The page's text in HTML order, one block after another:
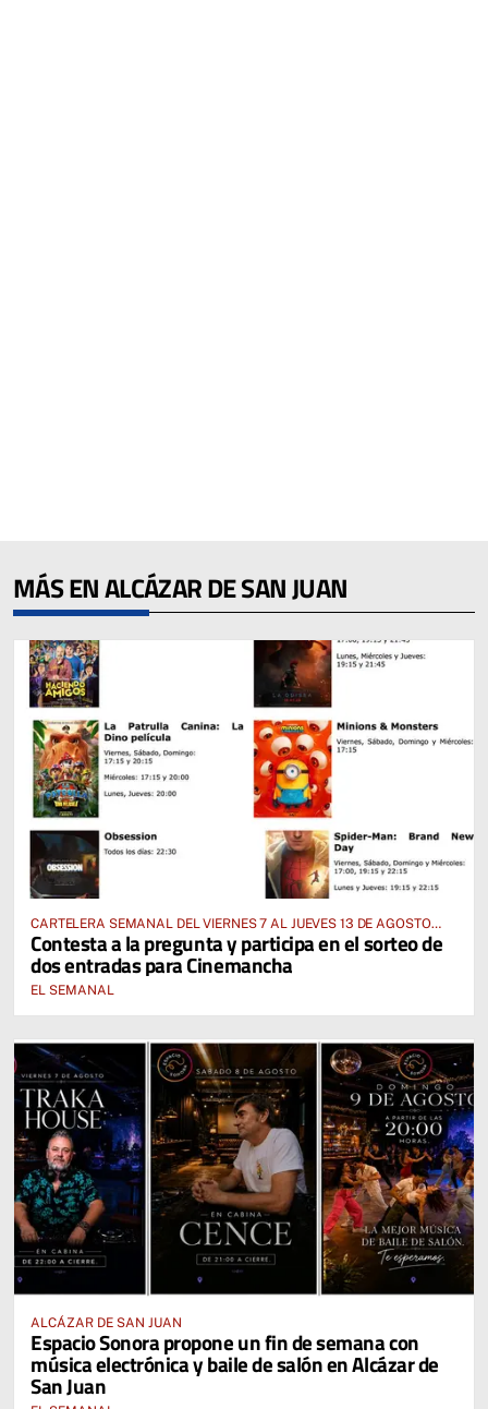
MÁS EN ALCÁZAR DE SAN JUAN
CARTELERA SEMANAL DEL VIERNES 7 AL JUEVES 13 DE AGOSTO
2026
Contesta a la pregunta y participa en el sorteo de
dos entradas para Cinemancha
EL SEMANAL
ALCÁZAR DE SAN JUAN
Espacio Sonora propone un fin de semana con
música electrónica y baile de salón en Alcázar de
San Juan